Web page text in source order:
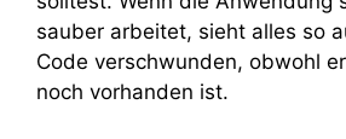
sauber arbeitet, sieht alles so
Code verschwunden, obwohl
noch vorhanden ist.